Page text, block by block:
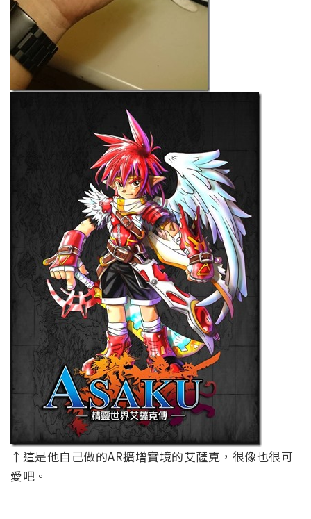
↑這是他自己做的AR擴增實境的艾薩克，很像也很可
愛吧。